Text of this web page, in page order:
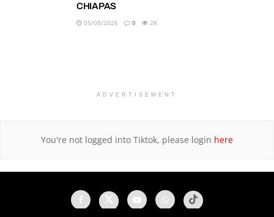
CHIAPAS
05/08/2026 0 2K
ADVERTISEMENT
You're not logged into Tiktok, please login here